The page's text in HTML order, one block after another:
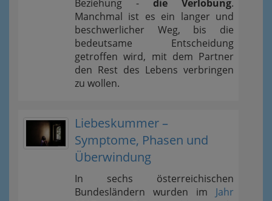
Beziehung - die Verlobung.
Manchmal ist es ein langer und
beschwerlicher Weg, bis die
bedeutsame Entscheidung
getroffen wird, mit dem Partner
den Rest des Lebens verbringen
zu wollen.
Liebeskummer –
Symptome, Phasen und
Überwindung
In sechs österreichischen
Bundesländern wurden im Jahr